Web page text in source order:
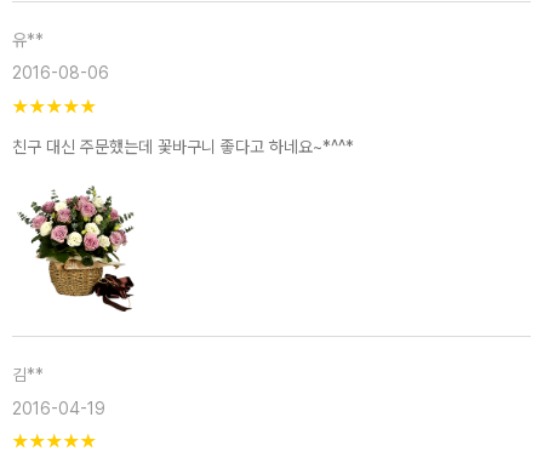
유**
2016-08-06
★★★★★
친구 대신 주문했는데 꽃바구니 좋다고 하네요~*^^*
김**
2016-04-19
★★★★★